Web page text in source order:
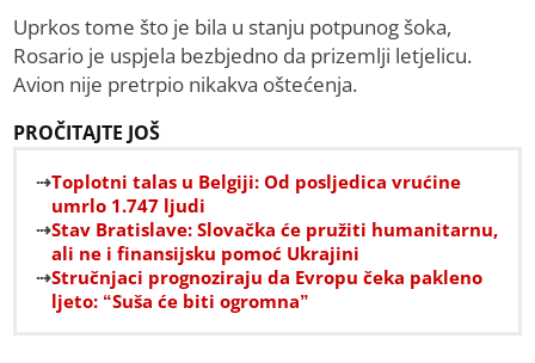
Uprkos tome što je bila u stanju potpunog šoka,
Rosario je uspjela bezbjedno da prizemlji letjelicu.
Avion nije pretrpio nikakva oštećenja.
PROČITAJTE JOŠ
Toplotni talas u Belgiji: Od posljedica vrućine
umrlo 1.747 ljudi
Stav Bratislave: Slovačka će pružiti humanitarnu,
ali ne i finansijsku pomoć Ukrajini
Stručnjaci prognoziraju da Evropu čeka pakleno
ljeto: “Suša će biti ogromna”